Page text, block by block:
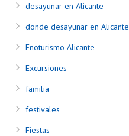
desayunar en Alicante
donde desayunar en Alicante
Enoturismo Alicante
Excursiones
familia
festivales
Fiestas